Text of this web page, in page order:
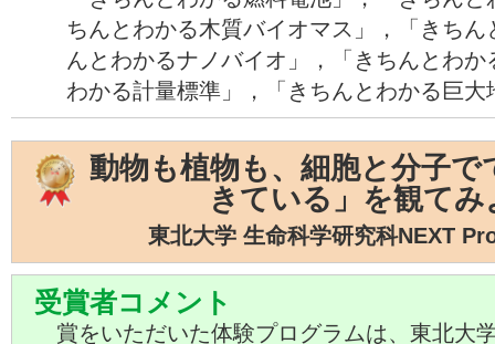
ちんとわかる木質バイオマス」，「きち
んとわかるナノバイオ」，「きちんとわ
わかる計量標準」，「きちんとわかる巨大
動物も植物も、細胞と分子
きている」を観てみ
東北大学 生命科学研究科NEXT
受賞者コメント
賞をいただいた体験プログラムは、東北大